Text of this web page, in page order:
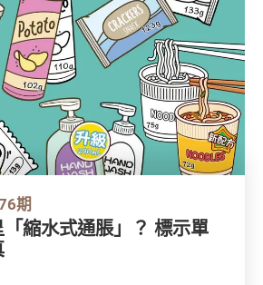
期
水式通脹」？ 標示單